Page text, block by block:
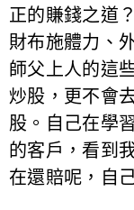
正的賺錢之道
財布施體力、
師父上人的這
炒股，更不會
股。自己在學
的客戶，看到
在還賠呢，自